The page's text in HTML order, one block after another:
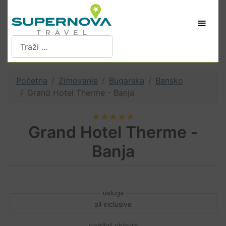
≡
Pretraži
Početna Zimovanje Bugarska
Bansko
Grand Hotel Therme - Banja
★★★★★
Grand Hotel Therme -
Banja
all inclusive